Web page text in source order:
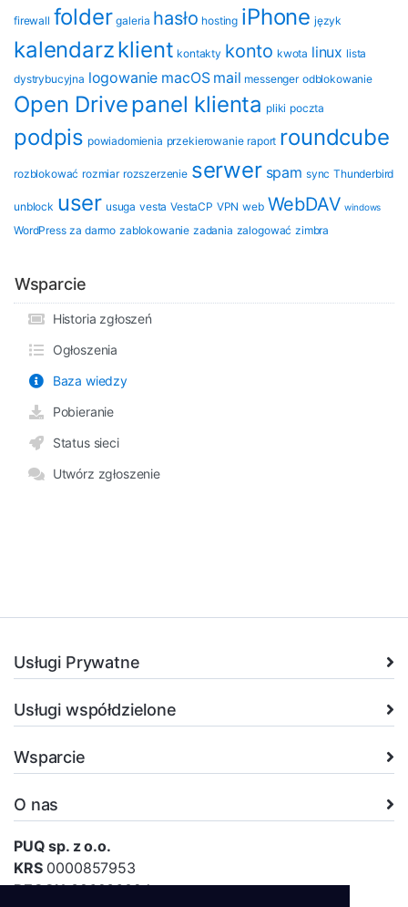
firewall folder galeria hasło hosting iPhone język
kalendarzklient kontakty konto kwota linux lista
dystrybucyjna logowanie macOS mail messenger odblokowanie
Open Drivepanel klienta pliki poczta
podpis powiadomienia przekierowanie raport roundcube
rozblokować rozmiar rozszerzenie serwer spam sync Thunderbird
unblock user usuga vesta VestaCP VPN web WebDAV windows
WordPress za darmo zablokowanie zadania zalogować zimbra
Wsparcie
Historia zgłoszeń
Ogłoszenia
Baza wiedzy
Pobieranie
Status sieci
Utwórz zgłoszenie
Usługi Prywatne
Usługi współdzielone
Wsparcie
O nas
PUQ sp. z o.o.
KRS0000857953
REGON386936024